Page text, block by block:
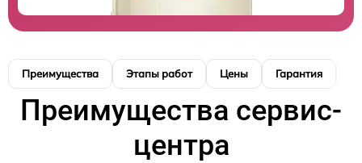
Преимущества Этапы работ Цены Гарантия
Преимущества сервис-
центра